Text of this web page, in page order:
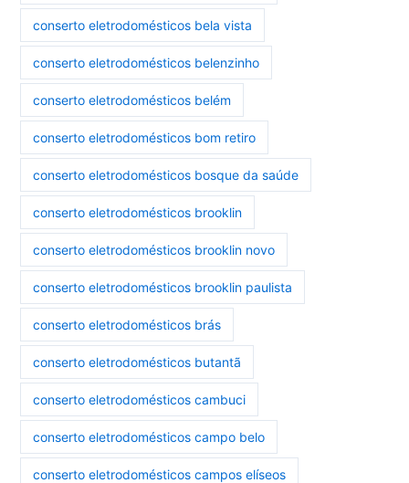
conserto eletrodomésticos bela vista
conserto eletrodomésticos belenzinho
conserto eletrodomésticos belém
conserto eletrodomésticos bom retiro
conserto eletrodomésticos bosque da saúde
conserto eletrodomésticos brooklin
conserto eletrodomésticos brooklin novo
conserto eletrodomésticos brooklin paulista
conserto eletrodomésticos brás
conserto eletrodomésticos butantã
conserto eletrodomésticos cambuci
conserto eletrodomésticos campo belo
conserto eletrodomésticos campos elíseos